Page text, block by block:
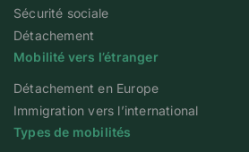
Sécurité sociale
Détachement
Mobilité vers l’étranger
Détachement en Europe
Immigration vers l’international
Types de mobilités